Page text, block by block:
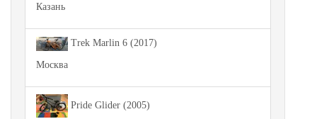
Казань
Trek Marlin 6 (2017)
Москва
Pride Glider (2005)